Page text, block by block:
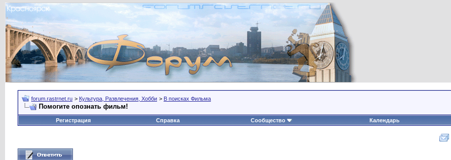
forum.rastrnet.ru > Культура, Развлечения, Хобби > В поисках Фильма
Помогите опознать фильм!
Регистрация
Справка Сообщество Календарь